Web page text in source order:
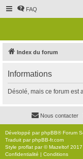
FAQ
Index du forum
Informations
Désolé, mais ce forum est
Nous contacter
Développé parphpBB® Forum
Traduit parphpBB-fr.com
Style proflat par ©Mazeltof 2017
Confidentialité | Conditions